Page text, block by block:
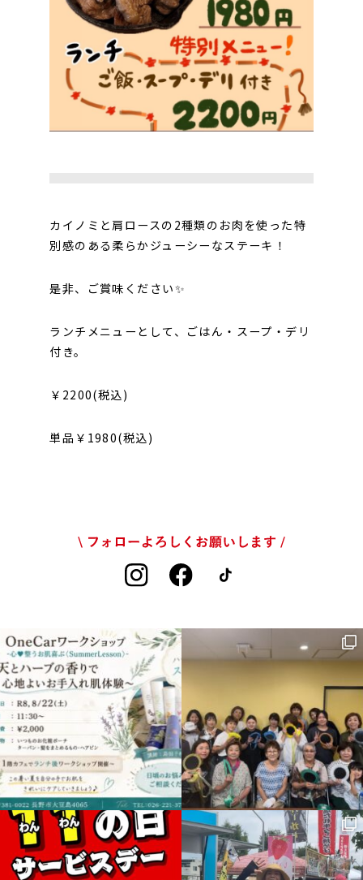
カイノミと肩ロースの2種類のお肉を使った特
別感のある柔らかジューシーなステーキ！
是非、ご賞味ください✨
ランチメニューとして、ごはん・スープ・デリ
付き。
￥2200(税込)
単品￥1980(税込)